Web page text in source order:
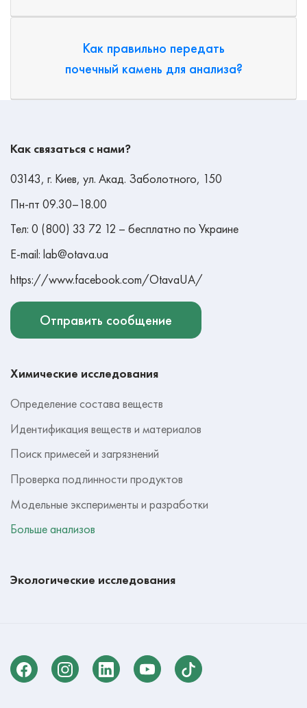
Как правильно передать
почечный камень для анализа?
Как связаться с нами?
03143, г. Киев, ул. Акад. Заболотного, 150
Пн-пт 09.30–18.00
Тел: 0 (800) 33 72 12 – бесплатно по Украине
E-mail: lab@otava.ua
https://www.facebook.com/OtavaUA/
Отправить сообщение
Химические исследования
Определение состава веществ
Идентификация веществ и материалов
Поиск примесей и загрязнений
Проверка подлинности продуктов
Модельные эксперименты и разработки
Больше анализов
Экологические исследования